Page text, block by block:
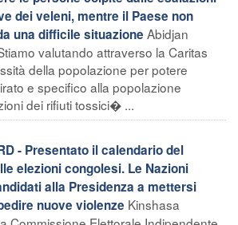
dei veleni, mentre il Paese non
una difficile situazione Abidjan
valutando attraverso la Caritas
della popolazione per potere
e specifico alla popolazione
dei rifiuti tossici� ...
- Presentato il calendario del
elezioni congolesi. Le Nazioni
alla Presidenza a mettersi
nuove violenze Kinshasa